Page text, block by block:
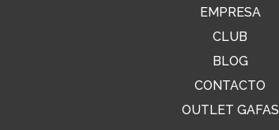
EMPRESA
CLUB
BLOG
CONTACTO
OUTLET GAFAS